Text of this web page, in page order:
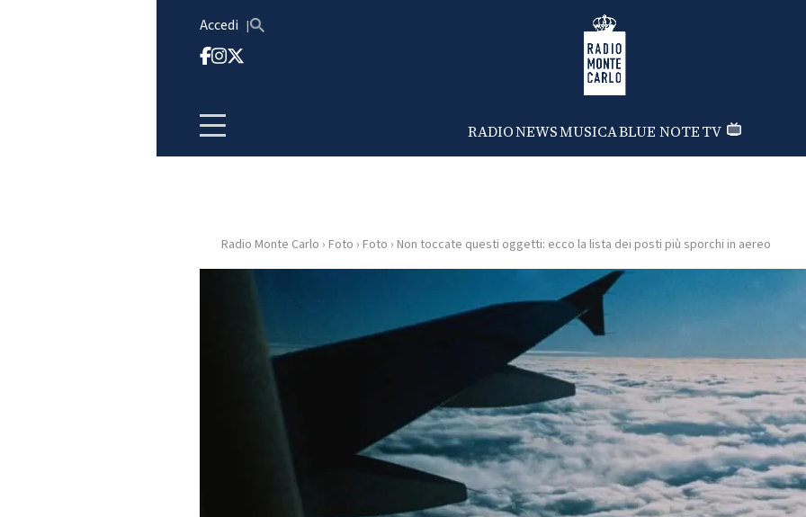
Accedi Radio Monte Carlo
RADIONEWSMUSICABLUE NOTETV
HOMERadio Monte Carlo › Foto › Foto › Non toccate questi oggetti: ecco la lista dei posti più sporchi in aereo